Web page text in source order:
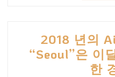
2018 년의
“Seoul”은 이
한